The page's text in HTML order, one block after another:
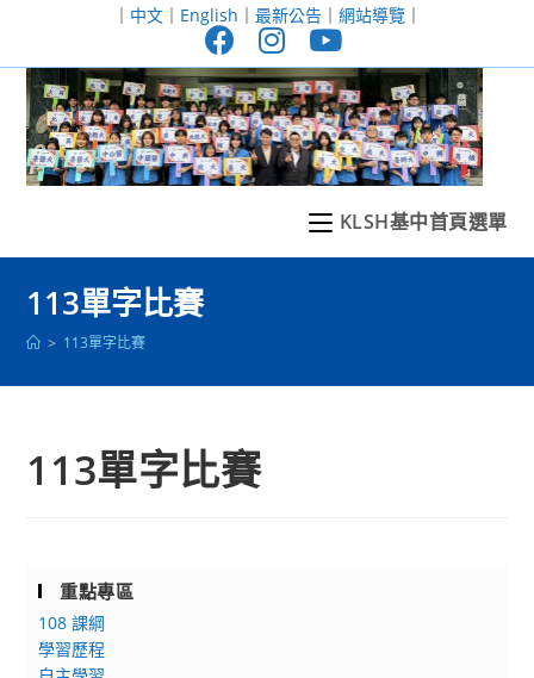
至
｜ 中文｜ English ｜ 最新公告｜ 網站導覽｜
KLSH基中首頁選單
113單字比賽
> 113單字比賽
113單字比賽
重點專區
108 課綱
學習歷程